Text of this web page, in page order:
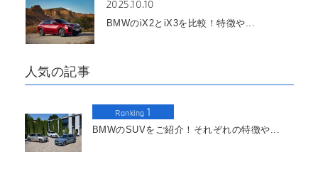
2025.10.10
BMWのiX2とiX3を比較！特徴や...
人気の記事
Ranking 1
BMWのSUVをご紹介！それぞれの特徴や...